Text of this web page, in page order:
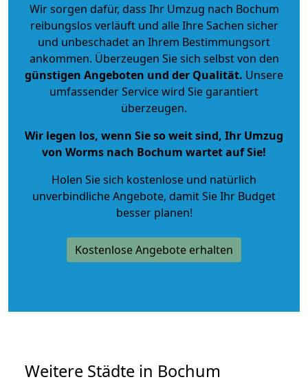
Wir sorgen dafür, dass Ihr Umzug nach Bochum
reibungslos verläuft und alle Ihre Sachen sicher
und unbeschadet an Ihrem Bestimmungsort
ankommen. Überzeugen Sie sich selbst von den
günstigen Angeboten und der Qualität. Unsere
umfassender Service wird Sie garantiert
überzeugen.
Wir legen los, wenn Sie so weit sind, Ihr Umzug
von Worms nach Bochum wartet auf Sie!
Holen Sie sich kostenlose und natürlich
unverbindliche Angebote, damit Sie Ihr Budget
besser planen!
Kostenlose Angebote erhalten
Weitere Städte in Bochum